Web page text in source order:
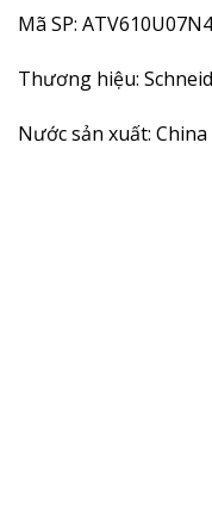
Mã SP: ATV610U07N4
Thương hiệu:
Nước sản xuất: China